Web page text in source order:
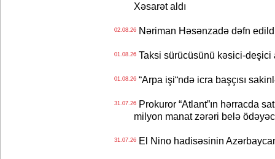
Xəsarət aldı
02.08.26Nəriman Həsənzadə dəfn
01.08.26Taksi sürücüsünü kəsici-deşici
01.08.26“Arpa işi“ndə icra başçısı
31.07.26Prokuror “Atlant”ın hərracda
milyon manat zərəri belə
31.07.26El Nino hadisəsinin